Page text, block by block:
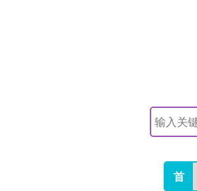
搜
索
关
首